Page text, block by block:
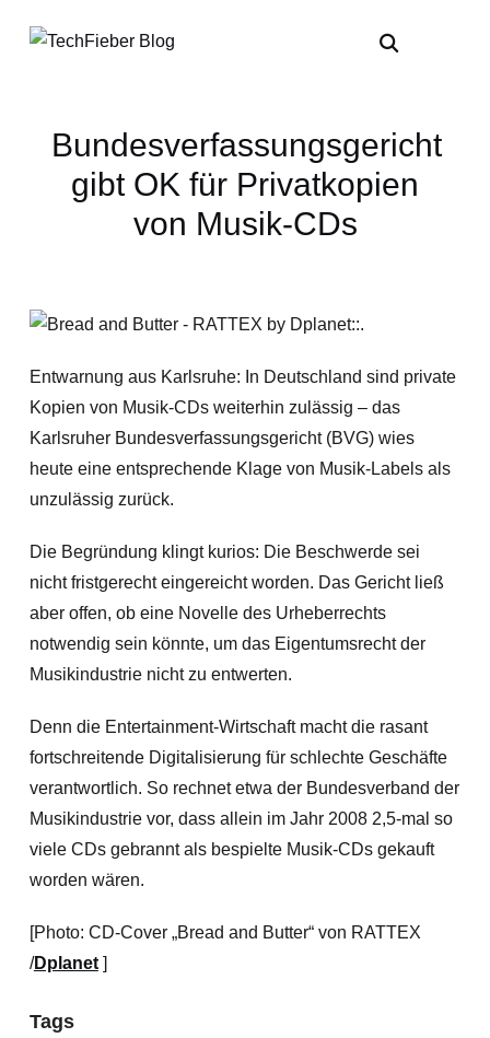
Bundesverfassungsgericht
gibt OK für Privatkopien
von Musik-CDs
Entwarnung aus Karlsruhe: In Deutschland sind private
Kopien von Musik-CDs weiterhin zulässig – das
Karlsruher Bundesverfassungsgericht (BVG) wies
heute eine entsprechende Klage von Musik-Labels als
unzulässig zurück.
Die Begründung klingt kurios: Die Beschwerde sei
nicht fristgerecht eingereicht worden. Das Gericht ließ
aber offen, ob eine Novelle des Urheberrechts
notwendig sein könnte, um das Eigentumsrecht der
Musikindustrie nicht zu entwerten.
Denn die Entertainment-Wirtschaft macht die rasant
fortschreitende Digitalisierung für schlechte Geschäfte
verantwortlich. So rechnet etwa der Bundesverband der
Musikindustrie vor, dass allein im Jahr 2008 2,5-mal so
viele CDs gebrannt als bespielte Musik-CDs gekauft
worden wären.
[Photo: CD-Cover „Bread and Butter“ von RATTEX
/Dplanet]
Tags